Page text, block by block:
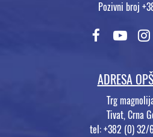
Pozivni broj
ADRESA
Trg
Tivat, Crna
tel: +382 (0) 32/